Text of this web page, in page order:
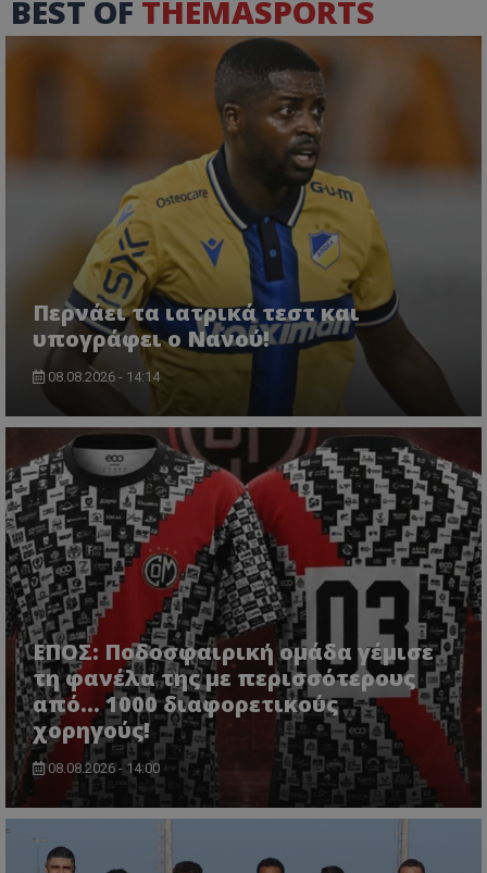
BEST OF THEMASPORTS
Περνάει τα ιατρικά τεστ και
υπογράφει ο Νανού!
08.08.2026 - 14:14
ΕΠΟΣ: Ποδοσφαιρική ομάδα γέμισε
τη φανέλα της με περισσότερους
από... 1000 διαφορετικούς
χορηγούς!
08.08.2026 - 14:00